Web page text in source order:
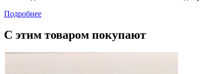
Подробнее
С этим товаром покупают